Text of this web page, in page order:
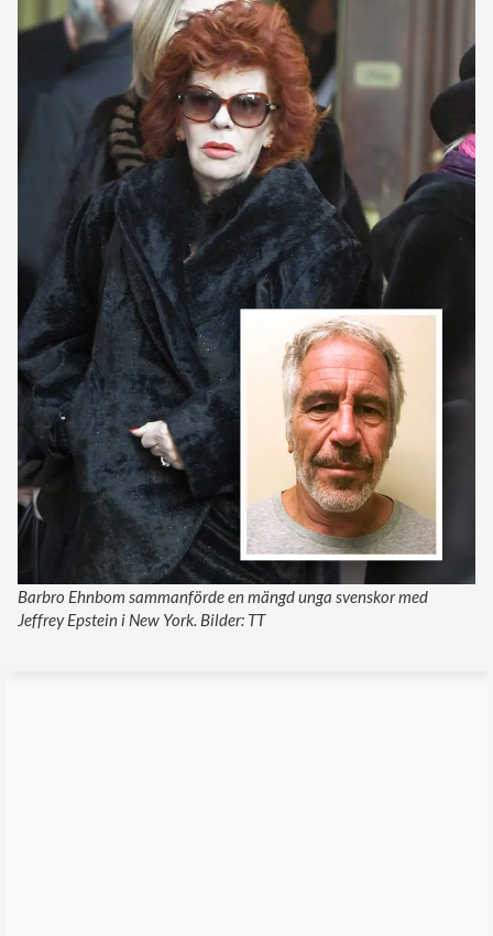
Barbro Ehnbom sammanförde en mängd unga svenskor med
Jeffrey Epstein i New York. Bilder: TT